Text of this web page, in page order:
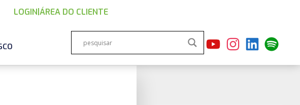
LOGIN |ÁREA DO CLIENTE